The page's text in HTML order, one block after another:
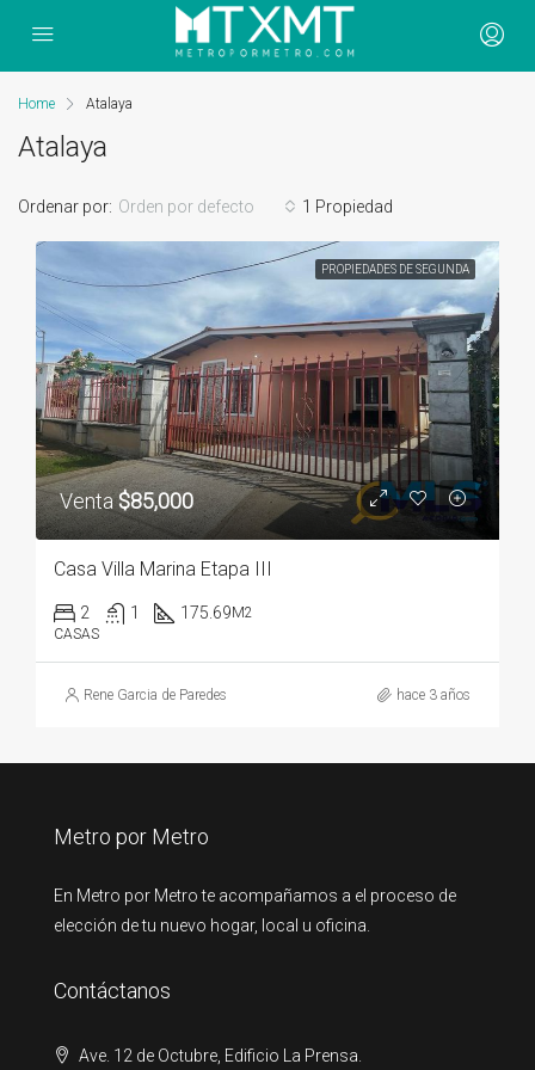
Home Atalaya
Atalaya
1 Propiedad
Ordenar por: Orden por defecto
PROPIEDADES DE SEGUNDA
Venta$85,000
Casa Villa Marina Etapa III
2 1 175.69M2
CASAS
Rene Garcia de Paredes hace 3 años
Metro por Metro
En Metro por Metro te acompañamos a el proceso de
elección de tu nuevo hogar, local u oficina.
Contáctanos
Ave. 12 de Octubre, Edificio La Prensa.